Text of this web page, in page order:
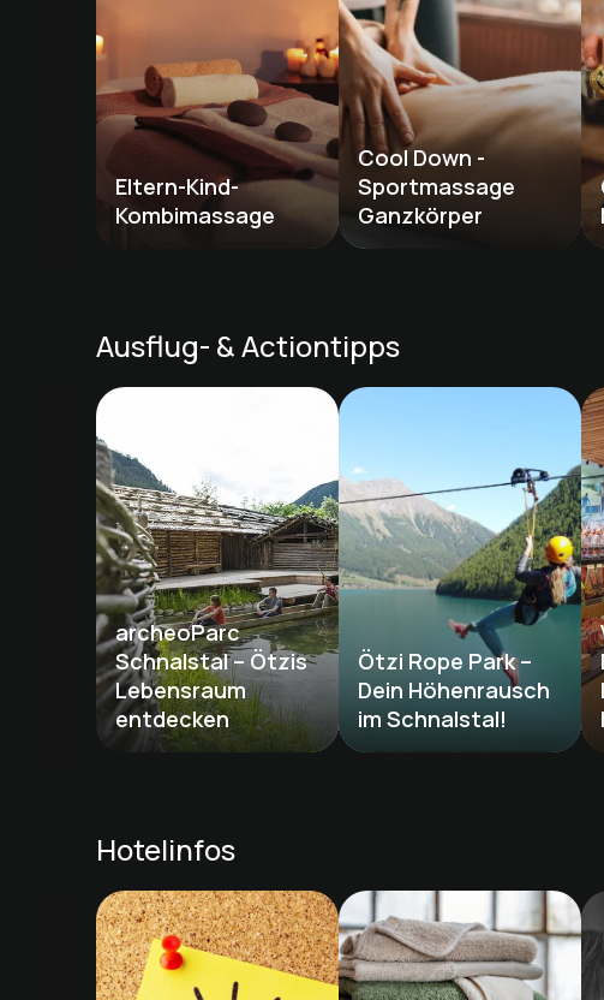
Eltern-Kind-
Kombimassage
Cool Down -
Sportmassage
Ganzkörper
Ausflug- & Actiontipps
archeoParc
Schnalstal – Ötzis
Lebensraum
entdecken
Ötzi Rope Park –
Dein Höhenrausch
im Schnalstal!
Hotelinfos